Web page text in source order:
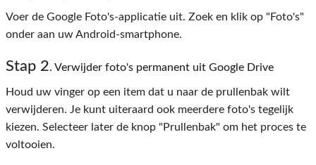
Voer de Google Foto's-applicatie uit. Zoek en klik op "Foto's"
onder aan uw Android-smartphone.
Stap 2. Verwijder foto's permanent uit Google Drive
Houd uw vinger op een item dat u naar de prullenbak wilt
verwijderen. Je kunt uiteraard ook meerdere foto's tegelijk
kiezen. Selecteer later de knop "Prullenbak" om het proces te
voltooien.